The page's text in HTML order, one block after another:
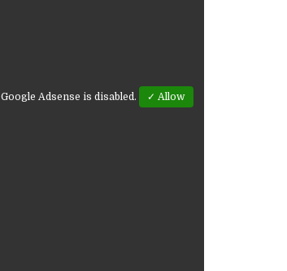
Google Adsense is disabled. ✓ Allow